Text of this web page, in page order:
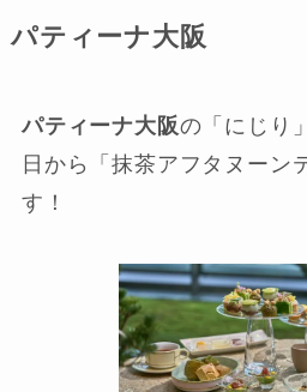
パティーナ大阪
パティーナ大阪の「にじり
日から「抹茶アフタヌーン
す！